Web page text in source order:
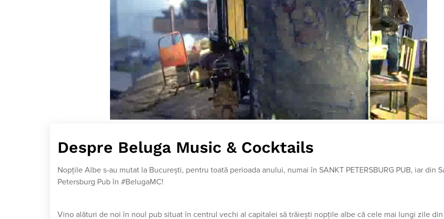
Despre Beluga Music & Cocktails
Nopţile Albe s-au mutat la Bucureşti, pentru toată perioada anului, numai în SANKT PETERSBURG PUB, iar din
Petersburg Pub în #BelugaMC!
Vino alături de noi în noul pub situat în centrul vechi al capitalei să trăieşti nopţile albe că cele mai lungi zile din